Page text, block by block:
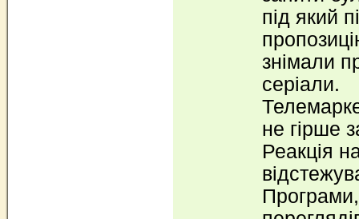
під який
знімали
серіали.
не гірше
Реакція